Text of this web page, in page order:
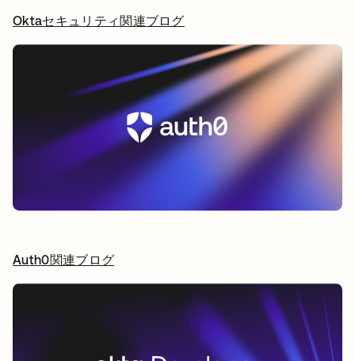
Oktaセキュリティ関連ブログ
新しいタブで開く
Auth0関連ブログ
新しいタブで開く